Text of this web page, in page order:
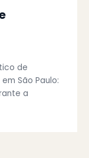
de
São Paulo:
a